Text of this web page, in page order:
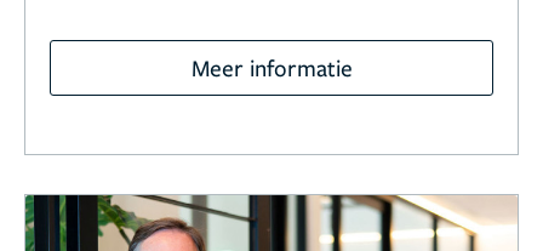
Meer informatie